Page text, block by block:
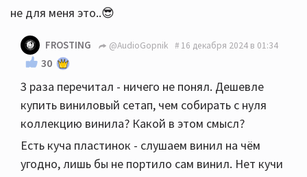
не для меня это..😎
FROSTING @AudioGopnik 16 декабря 2024 в 01:34
30
3 раза перечитал - ничего не понял. Дешевле
купить виниловый сетап, чем собирать с нуля
коллекцию винила? Какой в этом смысл?
Есть куча пластинок - слушаем винил на чём
угодно, лишь бы не портило сам винил. Нет кучи